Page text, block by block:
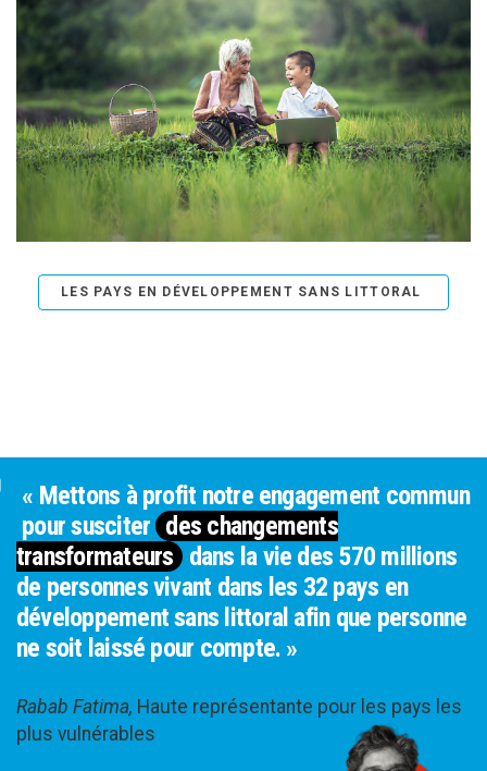
LES PAYS EN DÉVELOPPEMENT SANS LITTORAL
« Mettons à profit notre engagement commun
pour susciter des changements
transformateurs dans la vie des 570 millions
de personnes vivant dans les 32 pays en
développement sans littoral afin que personne
ne soit laissé pour compte. »
Rabab Fatima, Haute représentante pour les pays les
plus vulnérables